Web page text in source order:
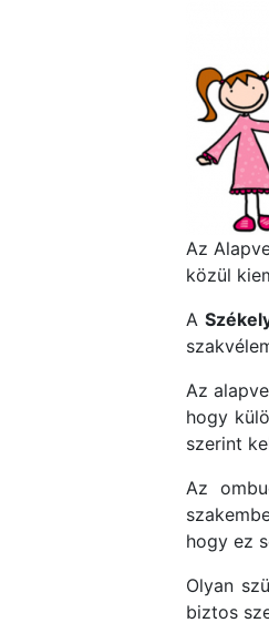
Az
közül
A
Az
hogy
szerint
Az
hogy ez
Olyan
biztos